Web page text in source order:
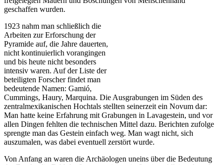
geschaffen wurden.
1923 nahm man schließlich die
Arbeiten zur Erforschung der
Pyramide auf, die Jahre dauerten,
nicht kontinuierlich vorangingen
und bis heute nicht besonders
intensiv waren. Auf der Liste der
beteiligten Forscher findet man
bedeutende Namen: Gamió,
Cummings, Haury, Marquina. Die Ausgrabungen im Süden des
zentralmexikanischen Hochtals stellten seinerzeit ein Novum dar:
Man hatte keine Erfahrung mit Grabungen in Lavagestein, und vor
allen Dingen fehlten die technischen Mittel dazu. Berichten zufolge
sprengte man das Gestein einfach weg. Man wagt nicht, sich
auszumalen, was dabei eventuell zerstört wurde.
Von Anfang an waren die Archäologen uneins über die Bedeutung